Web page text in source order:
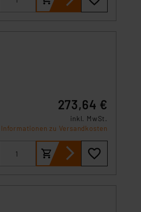
273,64 €
inkl. MwSt.
Informationen zu Versandkosten